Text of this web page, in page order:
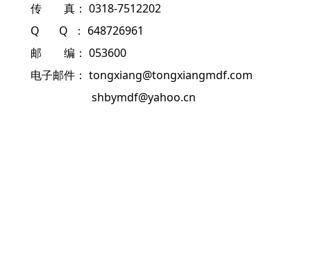
传 真： 0318-7512202
Q Q ： 648726961
邮 编： 053600
电子邮件： tongxiang@tongxiangmdf.com
shbymdf@yahoo.cn